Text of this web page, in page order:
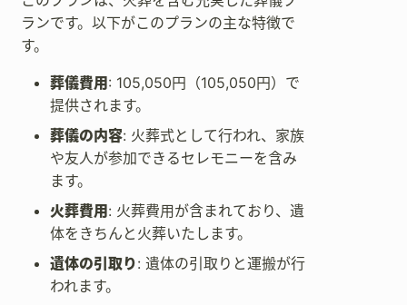
ランです。以下がこのプランの主な特徴で
す。
葬儀費用: 105,050円（105,050円）で
提供されます。
葬儀の内容: 火葬式として行われ、家族
や友人が参加できるセレモニーを含み
ます。
火葬費用: 火葬費用が含まれており、遺
体をきちんと火葬いたします。
遺体の引取り: 遺体の引取りと運搬が行
われます。